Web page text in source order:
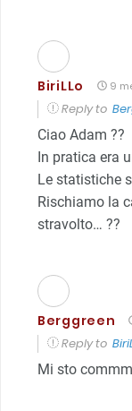
BiriLLo 9
Reply to
Ciao Adam ??
In pratica era
Le statistiche
Rischiamo la
stravolto… ??
Berggreen
Reply to
Mi sto